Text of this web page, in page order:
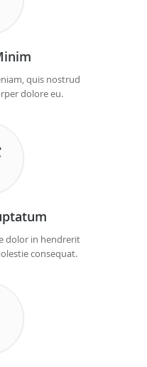
quis nostrud
dolore eu.
dolor in hendrerit
consequat.